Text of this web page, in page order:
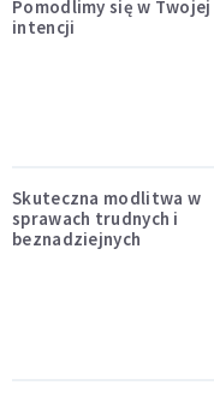
Pomodlimy się w Twojej
intencji
Skuteczna modlitwa w
sprawach trudnych i
beznadziejnych